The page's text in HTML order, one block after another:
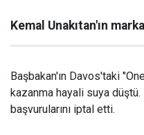
Kemal Unakıtan'ın
Başbakan'ın Davos'taki
kazanma hayali suya
başvurularını iptal etti.